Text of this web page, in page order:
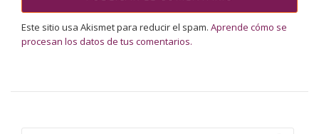
Este sitio usa Akismet para reducir el spam. Aprende cómo se
procesan los datos de tus comentarios.